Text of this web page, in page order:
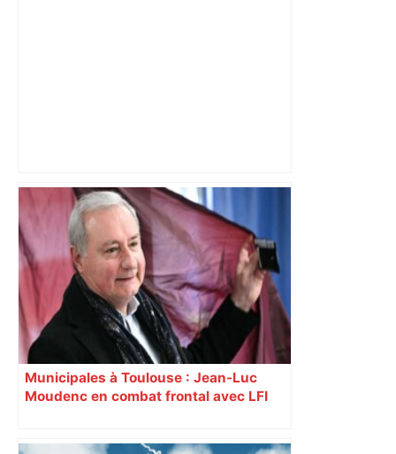
Météo : comment les satellites
européens révolutionnent notre lecture
du ciel, une conférence à ne pas
manquer à Toulouse pour tout
comprendre – ladepeche.fr
Municipales à Toulouse : Jean-Luc
Moudenc en combat frontal avec LFI